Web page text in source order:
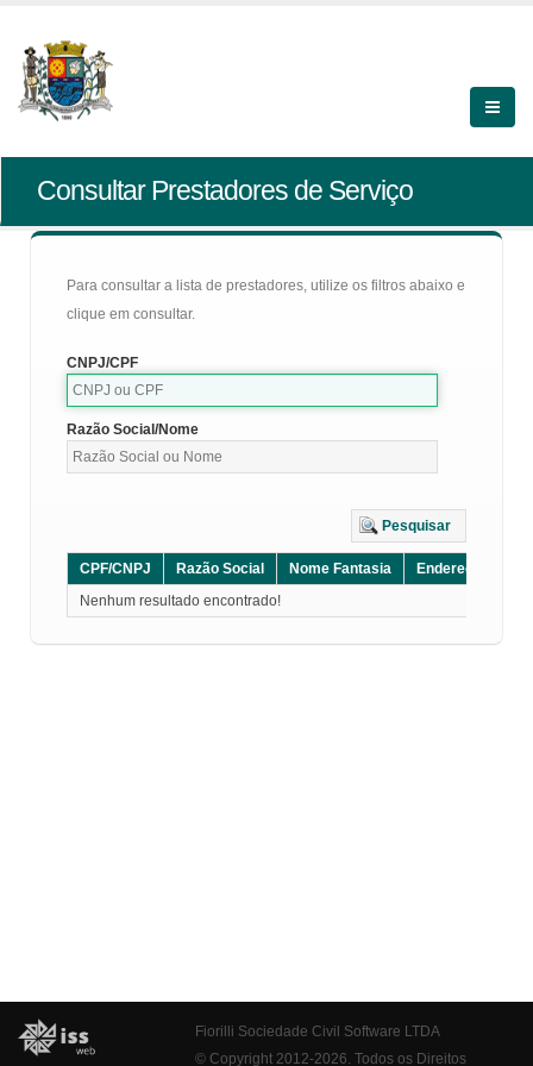
Consultar Prestadores de Serviço
Para consultar a lista de prestadores, utilize os filtros abaixo e
clique em consultar.
CNPJ/CPF
Razão Social/Nome
Pesquisar
CPF/CNPJ Razão Social Nome Fantasia Endereço
Nenhum resultado encontrado!
Fiorilli Sociedade Civil Software LTDA
© Copyright 2012-2026. Todos os Direitos